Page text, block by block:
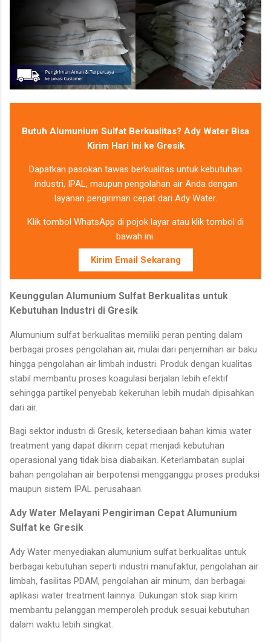
Butuh Alumunium Sulfat Berkualitas? Ady Water Bisa
Kirim Hari Ini ke Gresik
Dapatkan pasokan tawas berkualitas untuk kebutuhan
industri, IPAL, maupun pengolahan air Anda dengan
layanan pengiriman cepat dari Ady Water.
Klik tombol WhatsApp di pojok layar atau klik tombol di
bawah ini.
Kirim Email Sekarang
Keunggulan Alumunium Sulfat Berkualitas untuk
Kebutuhan Industri di Gresik
Alumunium sulfat berkualitas memiliki peran penting dalam
berbagai proses pengolahan air, mulai dari penjernihan air baku
hingga pengolahan air limbah industri. Produk dengan kualitas
stabil membantu proses koagulasi berjalan lebih efektif
sehingga partikel penyebab kekeruhan lebih mudah dipisahkan
dari air.
Bagi sektor industri di Gresik, ketersediaan bahan kimia water
treatment yang dapat dikirim cepat menjadi kebutuhan
operasional yang tidak bisa diabaikan. Keterlambatan suplai
bahan pengolahan air berpotensi mengganggu proses produksi
maupun sistem IPAL perusahaan.
Ady Water Melayani Pengiriman Cepat Alumunium
Sulfat ke Gresik
Ady Water menyediakan alumunium sulfat berkualitas untuk
berbagai kebutuhan seperti industri manufaktur, pengolahan air
limbah, fasilitas PDAM, pengolahan air minum, dan berbagai
aplikasi water treatment lainnya. Dukungan stok siap kirim
membantu pelanggan memperoleh produk sesuai kebutuhan
dalam waktu lebih singkat.